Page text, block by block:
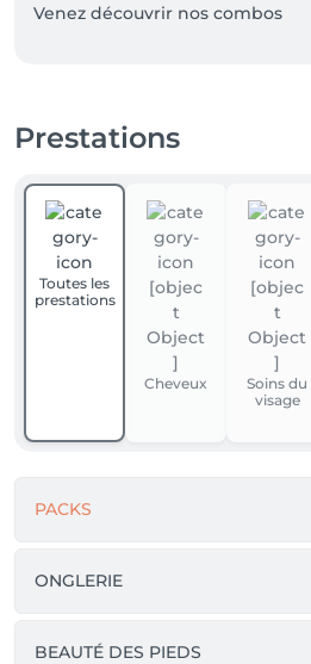
Venez découvrir nos combos
Prestations
Toutes les
prestations
Cheveux
Soins du
visage
PACKS
ONGLERIE
BEAUTÉ DES PIEDS